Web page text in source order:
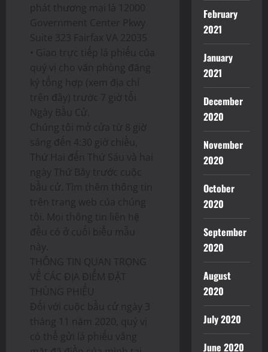
phát thương mại là 12000
Government Center Pkwy
Suite 323 Fairfax VA 22035
• Giao trực tiếp lá phiếu của
quý vị cho văn phòng đăng
ký tổng hợp (xem địa chỉ
trên đây) trước 7 giờ tối
Ngày Bầu Cử.
Chúng tôi mở cửa từ 8 giờ
sáng đến 4:30 giờ chiều,
Thứ Hai đến Thứ Sáu và hai
ngày Thứ Bảy trước cuộc
bầu cử. Tìm thêm thông tin
trên trang web của chúng
tôi. Mọi thông tin liên hệ
đều có ở cuối biểu mẫu
này.
THÔNG TIN QUAN TRỌNG
VỀ CÁC ĐỊA ĐIỂM ĐẶT
THÙNG PHIẾU
Đối với cuộc bầu cử ngày 3
tháng 11 năm 2020, quý vị
có thể gửi lá phiếu vắng
February
2021
January
2021
December
2020
November
2020
October
2020
September
2020
August
2020
July 2020
June 2020